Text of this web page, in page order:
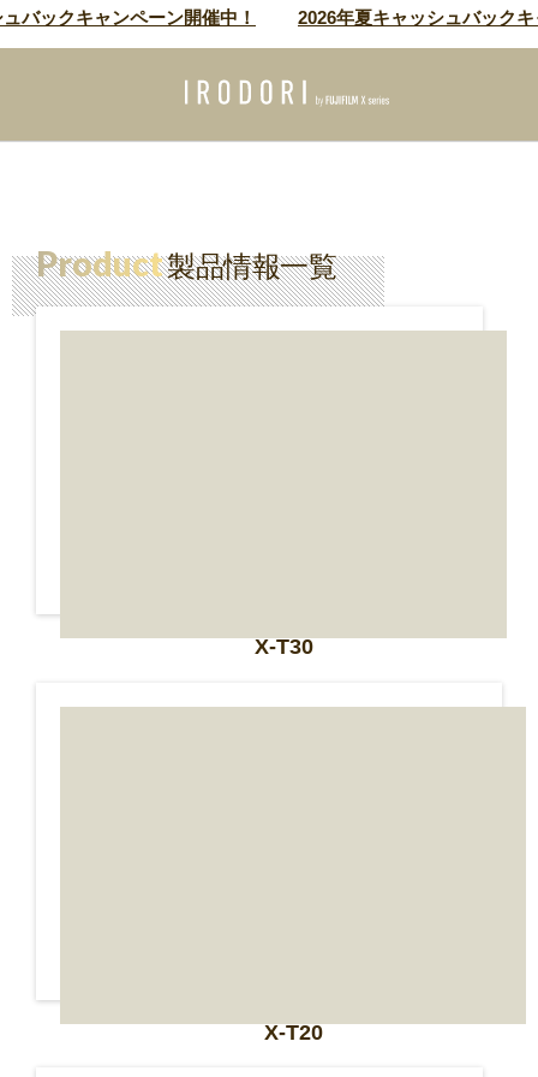
ックキャンペーン開催中！ 2026年夏キャッシュバックキ
Product製品情報一覧
X-T30
X-T20